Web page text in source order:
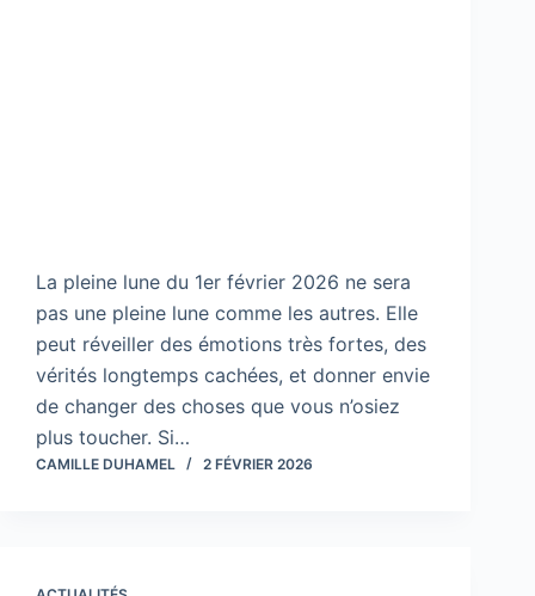
La pleine lune du 1er février 2026 ne sera
pas une pleine lune comme les autres. Elle
peut réveiller des émotions très fortes, des
vérités longtemps cachées, et donner envie
de changer des choses que vous n’osiez
plus toucher. Si…
CAMILLE DUHAMEL 2 FÉVRIER 2026